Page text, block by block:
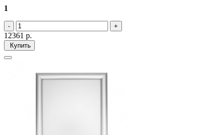
1
12361 р.
Купить